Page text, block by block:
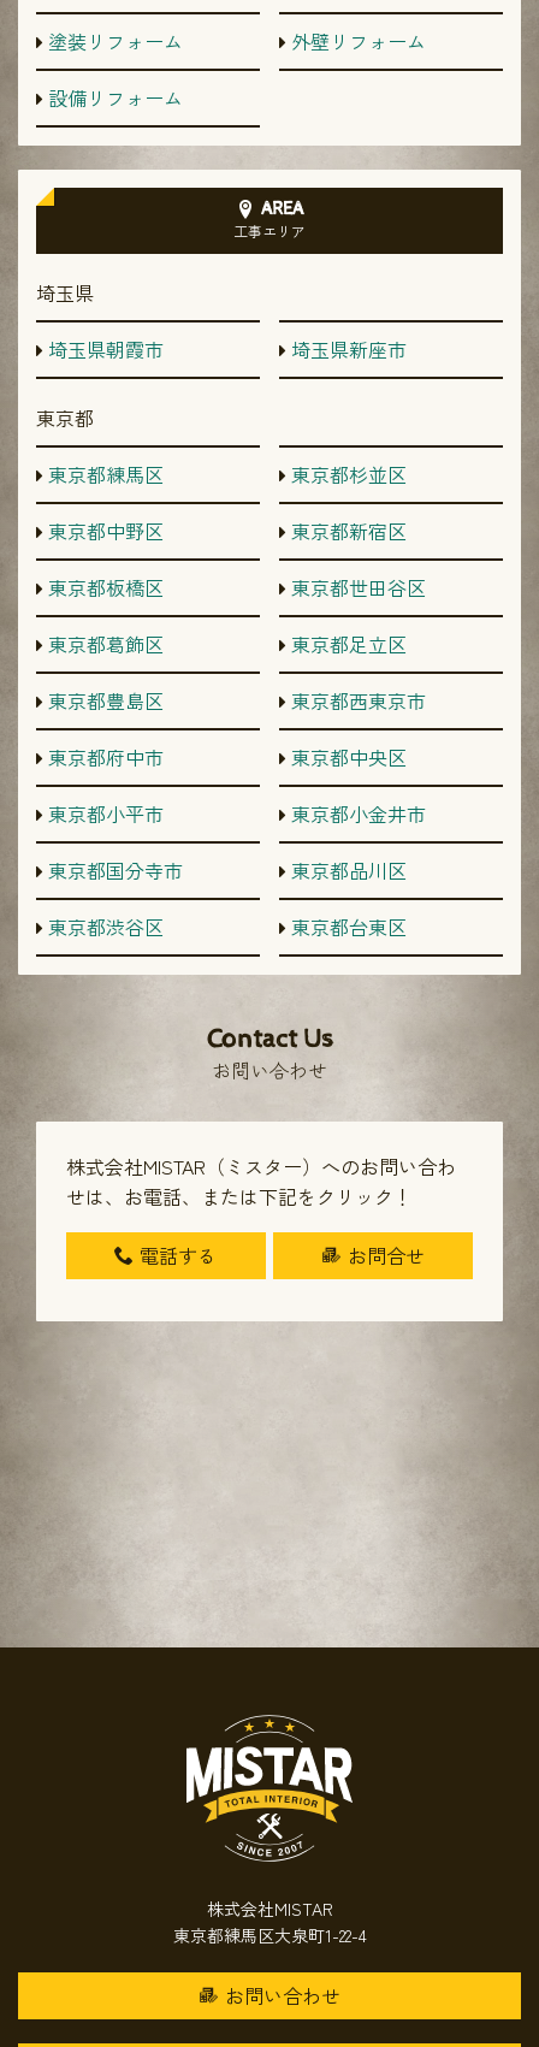
塗装リフォーム
外壁リフォーム
設備リフォーム
AREA
工事エリア
埼玉県
埼玉県朝霞市
埼玉県新座市
東京都
東京都練馬区
東京都杉並区
東京都中野区
東京都新宿区
東京都板橋区
東京都世田谷区
東京都葛飾区
東京都足立区
東京都豊島区
東京都西東京市
東京都府中市
東京都中央区
東京都小平市
東京都小金井市
東京都国分寺市
東京都品川区
東京都渋谷区
東京都台東区
Contact Us
お問い合わせ
株式会社MISTAR（ミスター）へのお問い合わ
せは、 お電話、または下記をクリック！
電話する お問合せ
株式会社MISTAR
東京都練馬区大泉町1-22-4
お問い合わせ